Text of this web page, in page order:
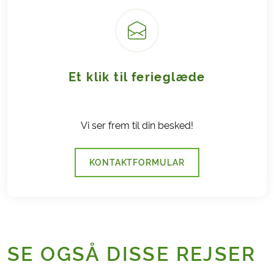
Et klik til ferieglæde
Vi ser frem til din besked!
KONTAKTFORMULAR
SE OGSÅ DISSE REJSER